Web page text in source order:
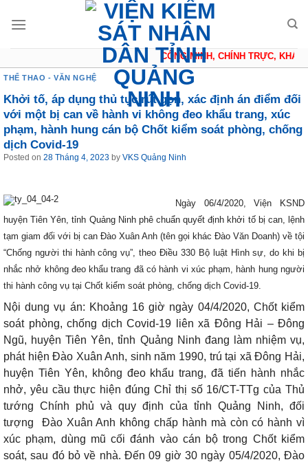
CÔNG MINH, CHÍNH TRỰC,
THỂ THAO - VĂN NGHỆ
Khởi tố, áp dụng thủ tục rút gọn, xác định án điểm đối
với một bị can về hành vi không đeo khẩu trang, xúc
phạm, hành hung cán bộ Chốt kiểm soát phòng, chống
dịch Covid-19
Posted on 28 Tháng 4, 2023 by VKS Quảng Ninh
Ngày 06/4/2020, Viện KSND
huyện Tiên Yên, tỉnh Quảng Ninh phê chuẩn quyết định khởi tố bị can, lệnh
tạm giam đối với bị can Đào Xuân Anh (tên gọi khác Đào Văn Doanh) về tội
“Chống người thi hành công vụ”, theo Điều 330 Bộ luật Hình sự, do khi bị
nhắc nhở không đeo khẩu trang đã có hành vi xúc phạm, hành hung người
thi hành công vụ tại Chốt kiểm soát phòng, chống dịch Covid-19.
Nội dung vụ án: Khoảng 16 giờ ngày 04/4/2020, Chốt kiểm
soát phòng, chống dịch Covid-19 liên xã Đông Hải – Đông
Ngũ, huyện Tiên Yên, tỉnh Quảng Ninh đang làm nhiệm vụ,
phát hiện Đào Xuân Anh, sinh năm 1990, trú tại xã Đông Hải,
huyện Tiên Yên, không đeo khẩu trang, đã tiến hành nhắc
nhở, yêu cầu thực hiện đúng Chỉ thị số 16/CT-TTg của Thủ
tướng Chính phủ và quy định của tỉnh Quảng Ninh, đối
tượng
Đào Xuân Anh không chấp hành mà còn có hành vì
xúc phạm, dùng mũ cối đánh vào cán bộ trong Chốt kiểm
soát, sau đó bỏ về nhà. Đến 09 giờ 30 ngày 05/4/2020, Đào